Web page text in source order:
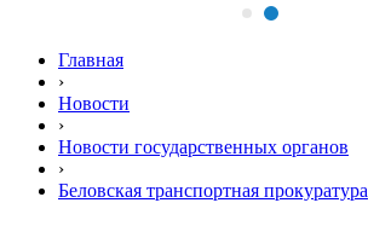
Главная
›
Новости
›
Новости государственных органов
›
Беловская транспортная прокуратура